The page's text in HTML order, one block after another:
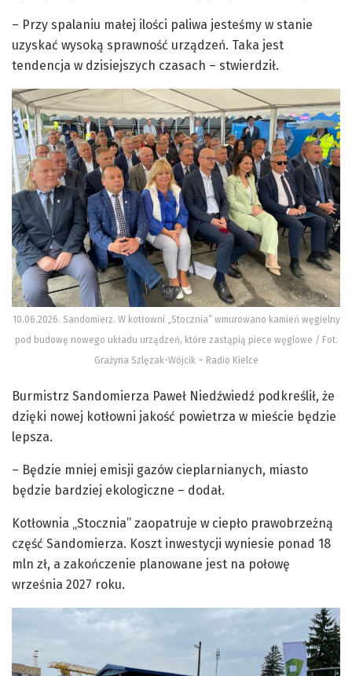
– Przy spalaniu małej ilości paliwa jesteśmy w stanie
uzyskać wysoką sprawność urządzeń. Taka jest
tendencja w dzisiejszych czasach – stwierdził.
10.06.2026. Sandomierz. W kotłowni „Stocznia” wmurowano kamień węgielny
pod budowę nowego układu urządzeń, które zastąpią piece węglowe / Fot.
Grażyna Szlęzak-Wójcik – Radio Kielce
Burmistrz Sandomierza Paweł Niedźwiedź podkreślił, że
dzięki nowej kotłowni jakość powietrza w mieście będzie
lepsza.
– Będzie mniej emisji gazów cieplarnianych, miasto
będzie bardziej ekologiczne – dodał.
Kotłownia „Stocznia” zaopatruje w ciepło prawobrzeżną
część Sandomierza. Koszt inwestycji wyniesie ponad 18
mln zł, a zakończenie planowane jest na połowę
września 2027 roku.